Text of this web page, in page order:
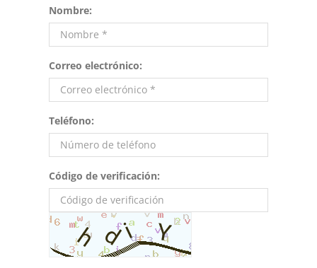
Nombre:
Correo electrónico:
Teléfono:
Código de verificación: